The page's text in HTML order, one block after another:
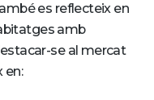
es reflecteix en
amb
se al mercat
en: